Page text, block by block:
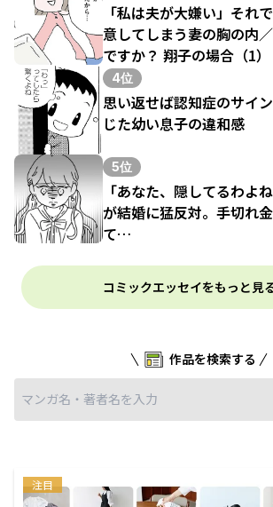
「私は夫が大嫌い」それ
意してしまう妻の胸の内
ですか？ 翔子の場合（1）
4位
思い返せば認知症のサイ
じた幼い息子の違和感
5位
「あなた、隠してるわよ
が結婚に猛反対。手切れ
て…
コミックエッセイをもっと見
作品を検索する
注目